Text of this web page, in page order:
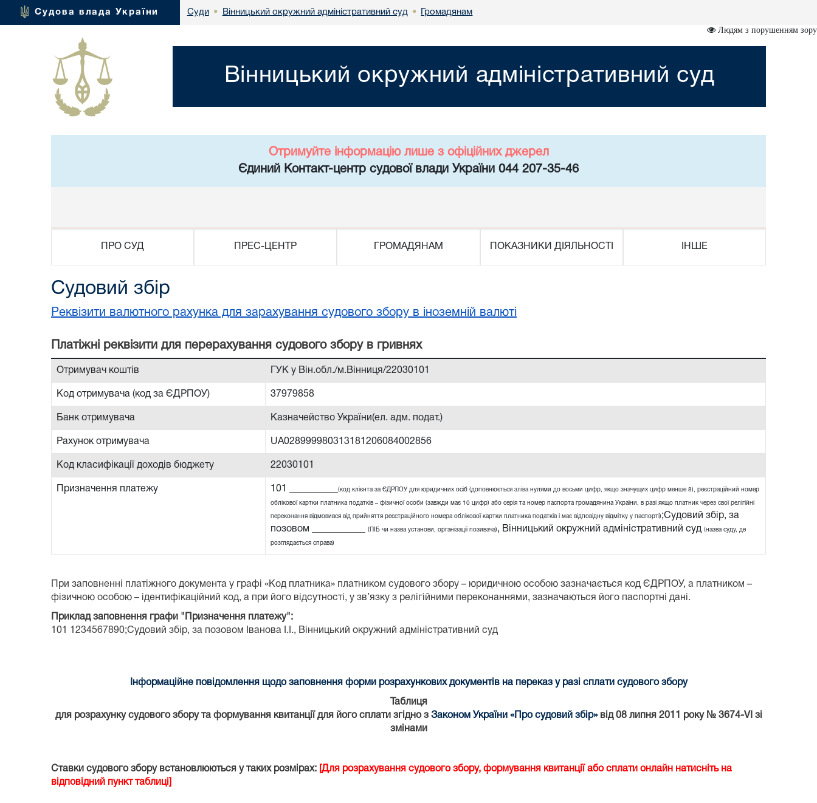
Судова влада України Суди • Вінницький окружний адміністративний суд • Громадянам
Людям з порушенням зору
Вінницький окружний адміністративний суд
Отримуйте інформацію лише з офіційних джерел
Єдиний Контакт-центр судової влади України 044 207-35-46
ПРО СУД ПРЕС-ЦЕНТР ГРОМАДЯНАМ ПОКАЗНИКИ ДІЯЛЬНОСТІ ІНШЕ
Судовий збір
Реквізити валютного рахунка для зарахування судового збору в іноземній валюті
Платiжнi реквiзити для перерахування судового збору в гривнях
Отримувач коштів ГУК у Він.обл./м.Вінниця/22030101
Код отримувача (код за ЄДРПОУ) 37979858
Банк отримувача Казначейство України(ел. адм. подат.)
Рахунок отримувача UA028999980313181206084002856
Код класифікації доходів бюджету 22030101
Призначення платежу 101 __________ (код клієнта за ЄДРПОУ для юридичних осіб (доповнюється зліва нулями до восьми цифр, якщо значущих цифр менше 8), реєстраційний номер
облікової картки платника податків – фізичної особи (завжди має 10 цифр) або серія та номер паспорта громадянина України, в разі якщо платник через свої релігійні
переконання відмовився від прийняття реєстраційного номера облікової картки платника податків і має відповідну відмітку у паспорті) ;Судовий збір, за
позовом ___________
(ПІБ чи назва установи, організації позивача) , Вінницький окружний адміністративний суд (назва суду, де
розглядається справа)
При заповненні платіжного документа у графі «Код платника» платником судового збору – юридичною особою зазначається код ЄДРПОУ, а платником –
фізичною особою – ідентифікаційний код, а при його відсутності, у зв’язку з релігійними переконаннями, зазначаються його паспортні дані.
Приклад заповнення графи "Призначення платежу":
101 1234567890;Судовий збір, за позовом Іванова І.І., Вінницький окружний адміністративний суд
Інформаційне повідомлення щодо заповнення форми розрахункових документів на переказ у разі сплати судового збору
Таблиця
для розрахунку судового збору та формування квитанції для його сплати згідно з Законом України «Про судовий збір»від 08 липня 2011 року № 3674-VI зі
змінами
Ставки судового збору встановлюються у таких розмірах: [Для розрахування судового збору, формування квитанції або сплати онлайн натисніть на
відповідний пункт таблиці]